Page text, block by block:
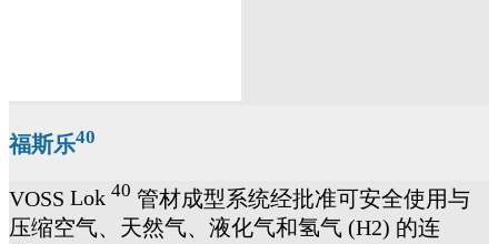
福斯乐40
VOSS Lok 40 管材成型系统经批准可安全使用与
压缩空气、天然气、液化气和氢气 (H2) 的连